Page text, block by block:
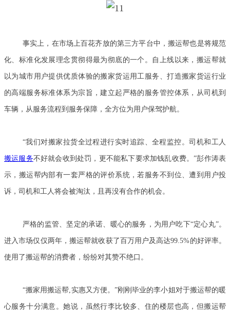
事实上，在市场上百花齐放的第三方平台中，搬运帮也是将规范
化、标准化发展理念贯彻得最为彻底的一个。自上线以来，搬运帮就
以为城市用户提供优质体验的搬家货运用工服务、打造搬家货运行业
的高端服务标准体系为宗旨，建立起严格的服务管控体系，从司机到
车辆，从服务流程到服务保障，全方位为用户保驾护航。
“我们对搬家拉货全过程进行实时追踪、全程监控。司机和工人
搬运服务不好就会收到处罚，更不能私下要求加钱乱收费。”彭作涛表
示，搬运帮内部有一套严格的评价系统，若服务不到位、遭到用户投
诉，司机和工人将会被淘汰，且再没有合作的机会。
严格的监管、坚定的承诺、暖心的服务，为用户吃下“定心丸”。
进入市场仅仅两年，搬运帮就收获了百万用户及高达99.5%的好评率。
使用了搬运帮的消费者，纷纷对其赞不绝口。
“搬家用搬运帮,实惠又方便。”刚刚毕业的李小姐对于搬运帮的暖
心服务十分满意。她说，虽然行李比较多、住的楼层也高，但搬运帮